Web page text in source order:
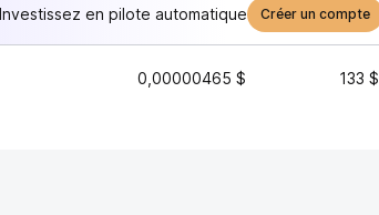
Investissez en pilote automatique Créer un compte
0,00000465 $ 133 $